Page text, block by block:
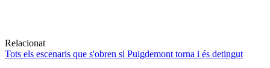
Relacionat
Tots els escenaris que s'obren si Puigdemont torna i és detingut